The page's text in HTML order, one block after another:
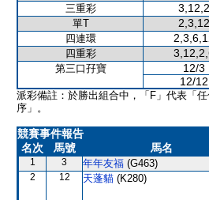
三重彩 3,12,2
單T 2,3,12
四連環
四重彩
第三口孖寶 12/3
12/12
派彩備註：於勝出組合中，「F」代表「
序」。
競賽事件報告
名次
馬號 馬名
1 3 年年友福 (G463)
2 12 天蓬貓 (K280)